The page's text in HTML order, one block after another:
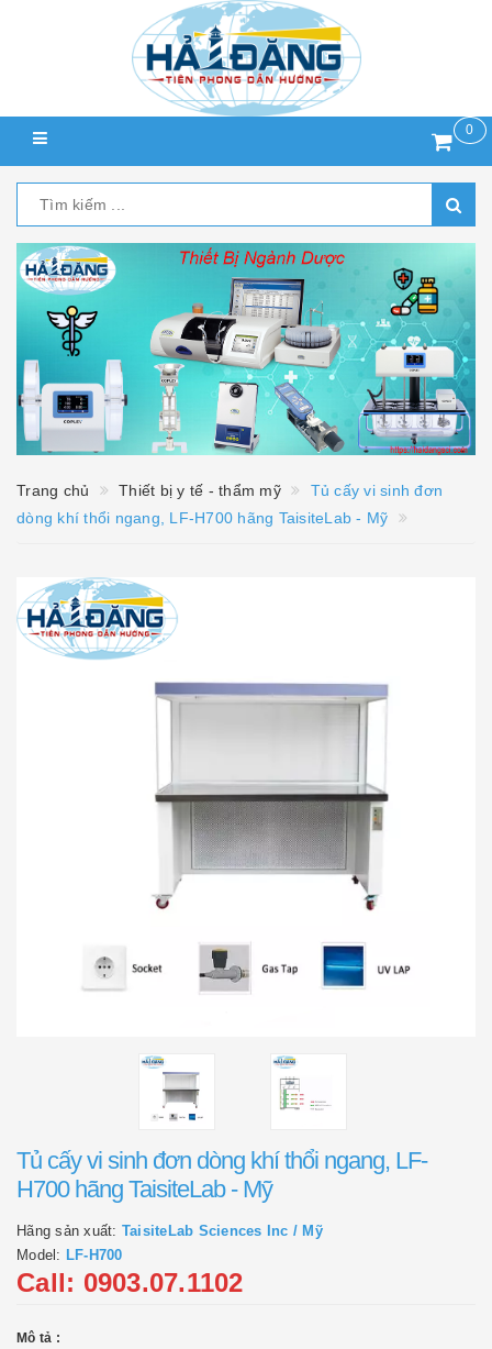
0
Trang chủ Thiết bị y tế - thẩm mỹ
Tủ cấy vi sinh đơn
dòng khí thổi ngang, LF-H700 hãng TaisiteLab - Mỹ
Tủ cấy vi sinh đơn dòng khí thổi ngang, LF-
H700 hãng TaisiteLab - Mỹ
Hãng sản xuất: TaisiteLab Sciences Inc / Mỹ
Model: LF-H700
Call: 0903.07.1102
Mô tả :